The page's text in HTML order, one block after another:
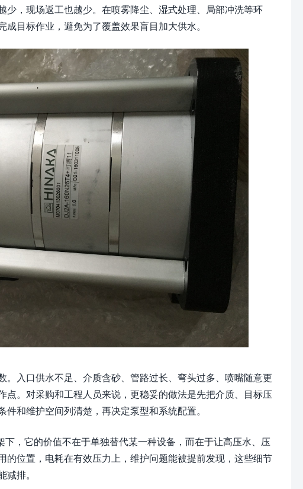
少，现场返工也越少。在喷雾降尘、湿式处理、局部冲洗等环
目标作业，避免为了覆盖效果盲目加大供水。
。入口供水不足、介质含砂、管路过长、弯头过多、喷嘴随意更
点。对采购和工程人员来说，更稳妥的做法是先把介质、目标压
和维护空间列清楚，再决定泵型和系统配置。
，它的价值不在于单独替代某一种设备，而在于让高压水、压
的位置，电耗在有效压力上，维护问题能被提前发现，这些细节
排。